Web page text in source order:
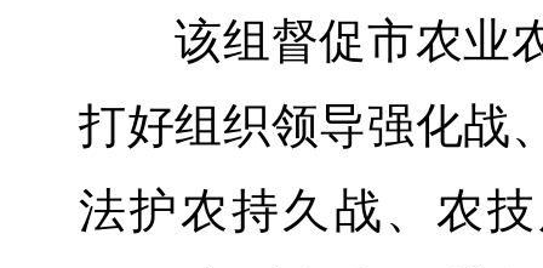
该组督促市农业农
打好组织领导强化战
法护农持久战、农